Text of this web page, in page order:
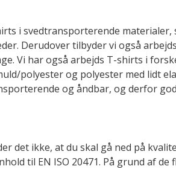
i svedtransporterende materialer,
Derudover tilbyder vi også
Vi har også arbejds T-shirts i
polyester og polyester med lidt
og åndbar, og derfor
det ikke, at du skal gå ned på
til EN ISO 20471. På grund af de